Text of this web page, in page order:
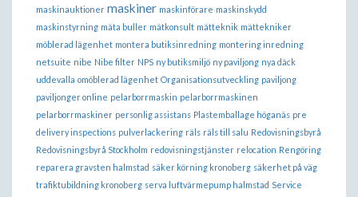
maskinauktioner maskiner maskinförare maskinskydd
maskinstyrning mäta buller mätkonsult mätteknik mättekniker
möblerad lägenhet montera butiksinredning montering inredning
netsuite nibe Nibe filter NPS ny butiksmiljö ny paviljong nya däck
uddevalla omöblerad lägenhet Organisationsutveckling paviljong
paviljonger online pelarborrmaskin pelarborrmaskinen
pelarborrmaskiner personlig assistans Plastemballage höganäs pre
delivery inspections pulverlackering räls räls till salu Redovisningsbyrå
Redovisningsbyrå Stockholm redovisningstjänster relocation Rengöring
reparera gravsten halmstad säker körning kronoberg säkerhet på väg
trafiktubildning kronoberg serva luftvärmepump halmstad Service